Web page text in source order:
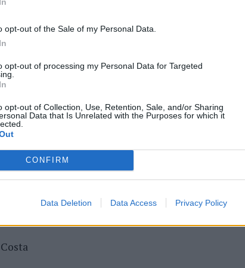
opt-out of the Sale of my Personal Data.
opt-out of processing my Personal Data for Targeted
opt-out of Collection, Use, Retention, Sale, and/or Sharing
Data that Is Unrelated with the Purposes for which it
CONFIRM
Data Deletion Data Access Privacy Policy
do Douro (15 outubro)
e Degustação comChefRenato Cunha
da Fé (22 outubro)
Degustação com António Vieira